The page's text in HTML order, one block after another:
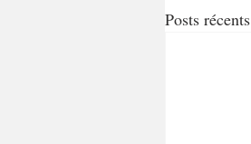
Posts récents